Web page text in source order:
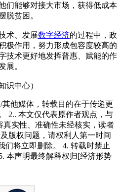
们能够对接大市场，获得低成本
脱贫困。
术、发展数字经济的过程中，政
极作用，努力形成包容度较高的
技术更好地发挥普惠、赋能的作
展。
识中心）
他媒体，转载目的在于传递更
2.. 本文仅代表原作者观点，与
实性、准确性未经核实，读者
版权问题，请权利人第一时间
们将立即删除。 4. 转载时禁止
本声明最终解释权归[经济形势